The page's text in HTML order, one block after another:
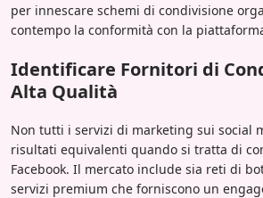
per innescare schemi di condivisione
contempo la conformità con la
Identificare Fornitori di
Alta Qualità
Non tutti i servizi di marketing sui social
risultati equivalenti quando si tratta di
Facebook. Il mercato include sia reti di
servizi premium che forniscono un